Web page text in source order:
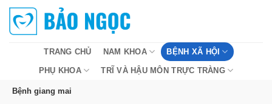
Bỏ
qua
nội
TRANG CHỦ NAM KHOA BỆNH XÃ HỘI
PHỤ KHOA TRĨ VÀ HẬU MÔN TRỰC TRÀNG
Bệnh giang mai